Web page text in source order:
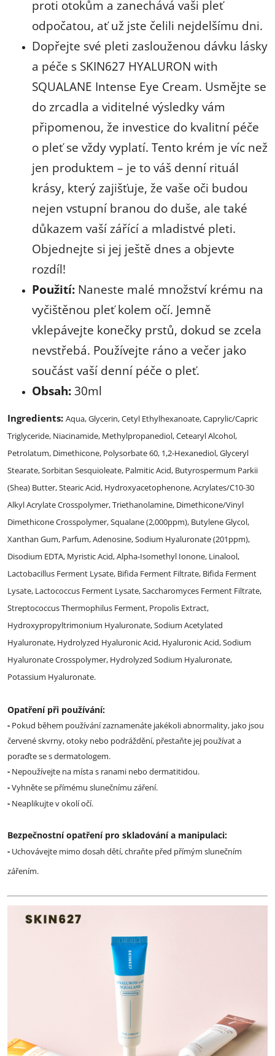
proti otokům a zanechává vaši pleť
odpočatou, ať už jste čelili nejdelšímu dni.
Dopřejte své pleti zaslouženou dávku lásky
a péče s SKIN627 HYALURON with
SQUALANE Intense Eye Cream. Usmějte se
do zrcadla a viditelné výsledky vám
připomenou, že investice do kvalitní péče
o pleť se vždy vyplatí. Tento krém je víc než
jen produktem – je to váš denní rituál
krásy, který zajišťuje, že vaše oči budou
nejen vstupní branou do duše, ale také
důkazem vaší zářící a mladistvé pleti.
Objednejte si jej ještě dnes a objevte
rozdíl!
Použití: Naneste malé množství krému na
vyčištěnou pleť kolem očí. Jemně
vklepávejte konečky prstů, dokud se zcela
nevstřebá. Používejte ráno a večer jako
součást vaší denní péče o pleť.
Obsah: 30ml
Ingredients: Aqua, Glycerin, Cetyl Ethylhexanoate, Caprylic/Capric
Triglyceride, Niacinamide, Methylpropanediol, Cetearyl Alcohol,
Petrolatum, Dimethicone, Polysorbate 60, 1,2-Hexanediol, Glyceryl
Stearate, Sorbitan Sesquioleate, Palmitic Acid, Butyrospermum Parkii
(Shea) Butter, Stearic Acid, Hydroxyacetophenone, Acrylates/C10-30
Alkyl Acrylate Crosspolymer, Triethanolamine, Dimethicone/Vinyl
Dimethicone Crosspolymer, Squalane (2,000ppm), Butylene Glycol,
Xanthan Gum, Parfum, Adenosine, Sodium Hyaluronate (201ppm),
Disodium EDTA, Myristic Acid, Alpha-Isomethyl Ionone, Linalool,
Lactobacillus Ferment Lysate, Bifida Ferment Filtrate, Bifida Ferment
Lysate, Lactococcus Ferment Lysate, Saccharomyces Ferment Filtrate,
Streptococcus Thermophilus Ferment, Propolis Extract,
Hydroxypropyltrimonium Hyaluronate, Sodium Acetylated
Hyaluronate, Hydrolyzed Hyaluronic Acid, Hyaluronic Acid, Sodium
Hyaluronate Crosspolymer, Hydrolyzed Sodium Hyaluronate,
Potassium Hyaluronate.
Opatření při používání:
- Pokud během používání zaznamenáte jakékoli abnormality, jako jsou
červené skvrny, otoky nebo podráždění, přestaňte jej používat a
poraďte se s dermatologem.
- Nepoužívejte na místa s ranami nebo dermatitidou.
-Vyhněte se přímému slunečnímu záření.
- Neaplikujte v okolí očí.
Bezpečnostní opatření pro skladování a manipulaci:
- Uchovávejte mimo dosah dětí, chraňte před přímým slunečním
zářením.